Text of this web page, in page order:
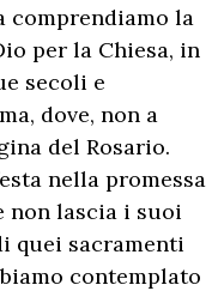
comprendiamo la
per la Chiesa, in
secoli e
dove, non a
del Rosario.
nella promessa
non lascia i suoi
quei sacramenti
contemplato